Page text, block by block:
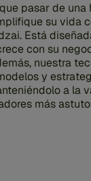
pasar de una
su vida
Está
con su
nuestra
y
a la
más